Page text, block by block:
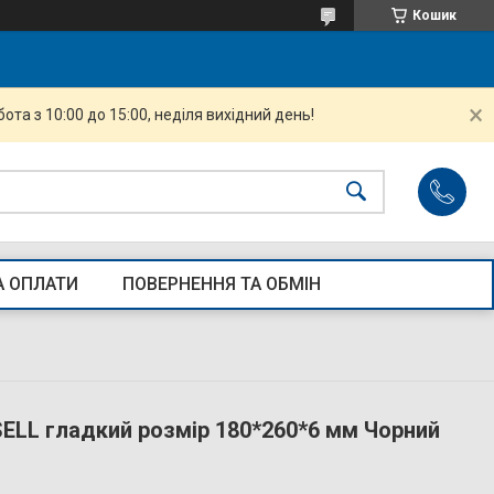
Кошик
з 10:00 до 15:00, неділя вихідний день!
ОПЛАТИ ПОВЕРНЕННЯ ТА ОБМІН
гладкий розмір 180*260*6 мм Чорний